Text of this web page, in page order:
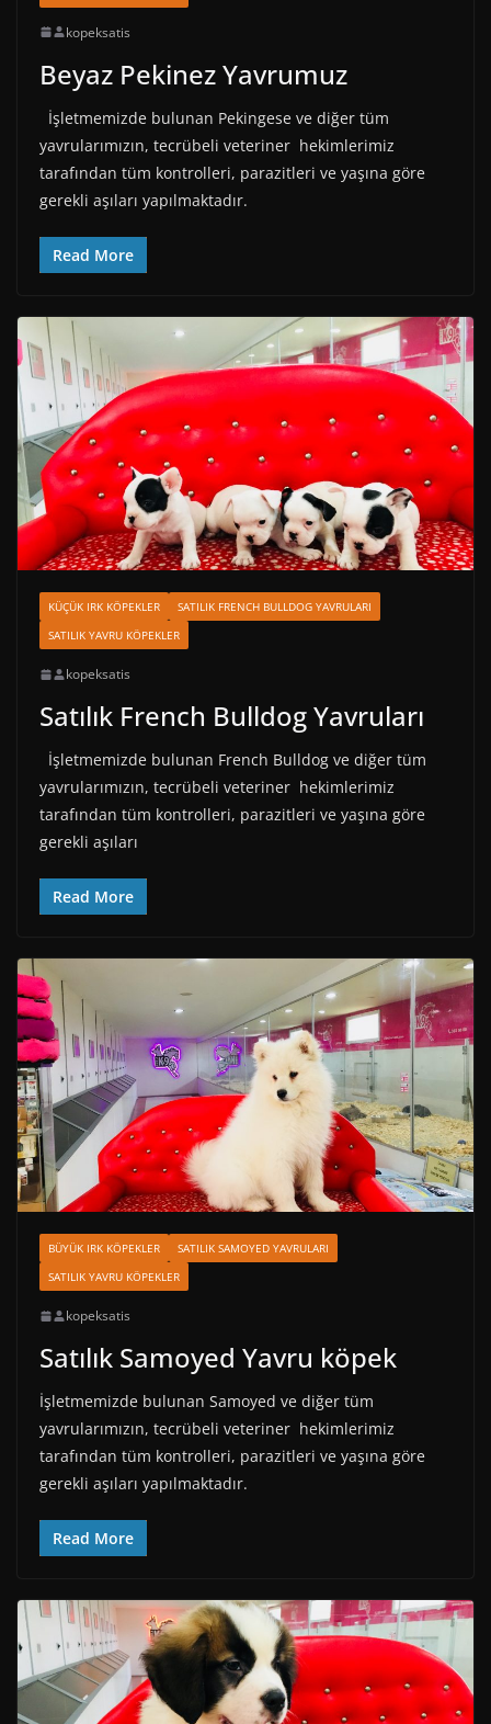
kopeksatis
Beyaz Pekinez Yavrumuz
İşletmemizde bulunan Pekingese ve diğer tüm
yavrularımızın, tecrübeli veteriner hekimlerimiz
tarafından tüm kontrolleri, parazitleri ve yaşına göre
gerekli aşıları yapılmaktadır.
Read More
KÜÇÜK IRK KÖPEKLER
SATILIK FRENCH BULLDOG YAVRULARI
SATILIK YAVRU KÖPEKLER
kopeksatis
Satılık French Bulldog Yavruları
İşletmemizde bulunan French Bulldog ve diğer tüm
yavrularımızın, tecrübeli veteriner hekimlerimiz
tarafından tüm kontrolleri, parazitleri ve yaşına göre
gerekli aşıları
Read More
BÜYÜK IRK KÖPEKLER
SATILIK SAMOYED YAVRULARI
SATILIK YAVRU KÖPEKLER
kopeksatis
Satılık Samoyed Yavru köpek
İşletmemizde bulunan Samoyed ve diğer tüm
yavrularımızın, tecrübeli veteriner hekimlerimiz
tarafından tüm kontrolleri, parazitleri ve yaşına göre
gerekli aşıları yapılmaktadır.
Read More